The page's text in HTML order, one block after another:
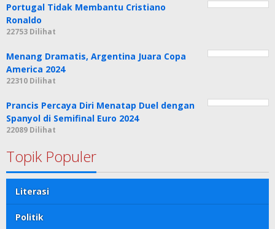
Portugal Tidak Membantu Cristiano
Ronaldo
22753 Dilihat
Menang Dramatis, Argentina Juara Copa
America 2024
22310 Dilihat
Prancis Percaya Diri Menatap Duel dengan
Spanyol di Semifinal Euro 2024
22089 Dilihat
Topik Populer
Literasi
Politik